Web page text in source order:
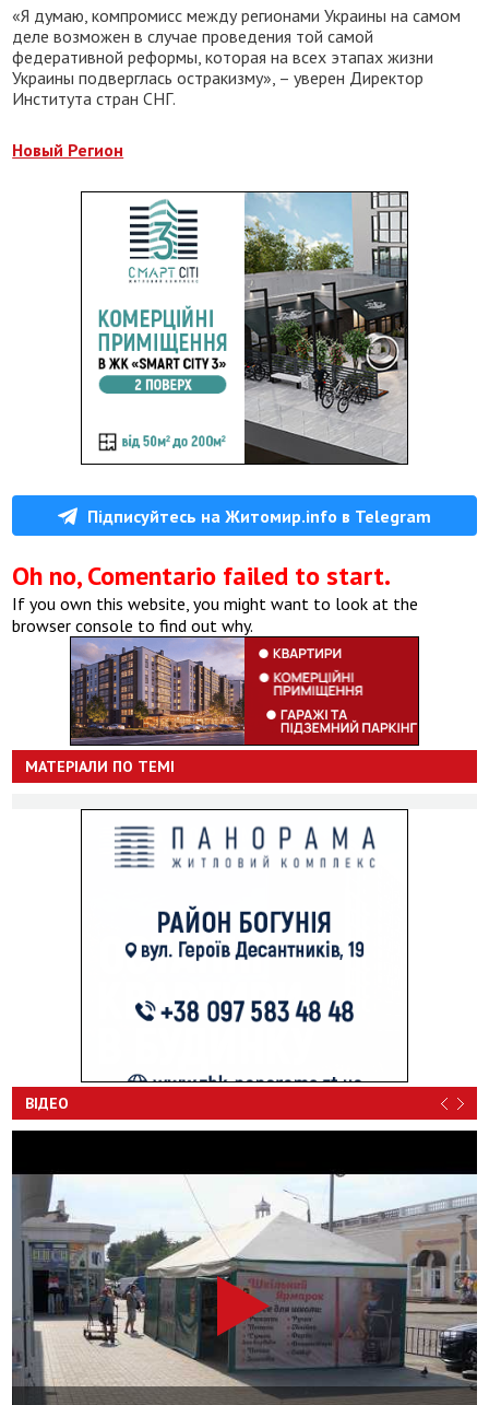
«Я думаю, компромисс между регионами Украины на самом
деле возможен в случае проведения той самой
федеративной реформы, которая на всех этапах жизни
Украины подверглась остракизму», – уверен Директор
Института стран СНГ.
Новый Регион
Підписуйтесь на Житомир.info в Telegram
Oh no, Comentario failed to start.
If you own this website, you might want to look at the
browser console to find out why.
МАТЕРІАЛИ ПО ТЕМІ
ВІДЕО